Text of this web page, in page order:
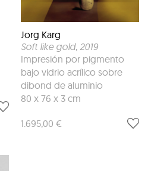
Jorg Karg
Soft like gold, 2019
Impresión por pigmento
bajo vidrio acrílico sobre
dibond de aluminio
80 x 76 x 3 cm
1.695,00 €